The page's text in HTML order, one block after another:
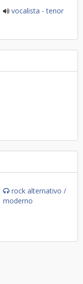
vocalista - tenor
rock alternativo /
moderno